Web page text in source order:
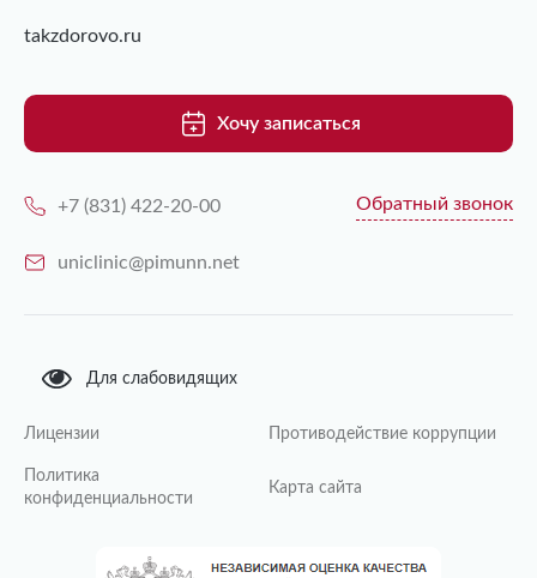
takzdorovo.ru
Хочу записаться
+7 (831) 422-20-00 Обратный звонок
uniclinic@pimunn.net
Для слабовидящих
Лицензии Противодействие коррупции
Политика
конфиденциальности
Карта сайта